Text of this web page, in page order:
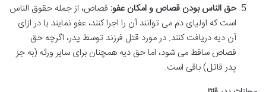
حق الناس بودن قصاص و امکان عفو: قصاص، از جمله حقوق الناس
است که اولیای دم می توانند آن را اجرا کنند، عفو نمایند یا در ازای
آن دیه دریافت کنند. در مورد قتل فرزند توسط پدر، اگرچه حق
قصاص ساقط می شود، اما حق دیه همچنان برای سایر ورثه (به جز
پدر قاتل) باقی است.